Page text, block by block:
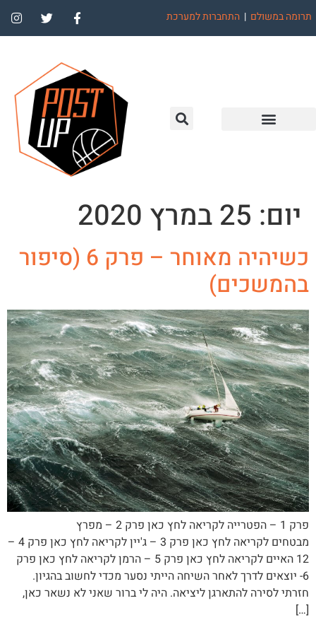
תרומה במשולם | התחברות למערכת
יום: 25 במרץ 2020
כשיהיה מאוחר – פרק 6 (סיפור
בהמשכים)
פרק 1 – הפטרייה לקריאה לחץ כאן פרק 2 – מפרץ
מבטחים לקריאה לחץ כאן פרק 3 – ג'יין לקריאה לחץ כאן פרק 4 –
12 האיים לקריאה לחץ כאן פרק 5 – הרמן לקריאה לחץ כאן פרק
6- יוצאים לדרך לאחר השיחה הייתי נסער מכדי לחשוב בהגיון.
חזרתי לסירה להתארגן ליציאה. היה לי ברור שאני לא נשאר כאן,
[…]